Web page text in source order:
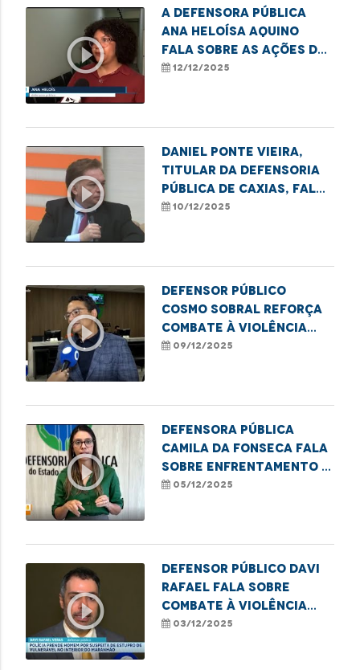
play_circle_outline
A defensora pública
Ana Heloísa Aquino
fala sobre as ações de
combate ao sub-
12/12/2025
play_circle_outline
Daniel Ponte Vieira,
titular da Defensoria
Pública de Caxias, fala
sobre a semana de
10/12/2025
play_circle_outline
Defensor Público
Cosmo Sobral reforça
combate à violência
contra idosos no
09/12/2025
play_circle_outline
Defensora Pública
Camila da Fonseca fala
sobre enfrentamento à
pornografia infantil
05/12/2025
play_circle_outline
Defensor Público Davi
Rafael fala sobre
combate à violência
contra crianças e
03/12/2025